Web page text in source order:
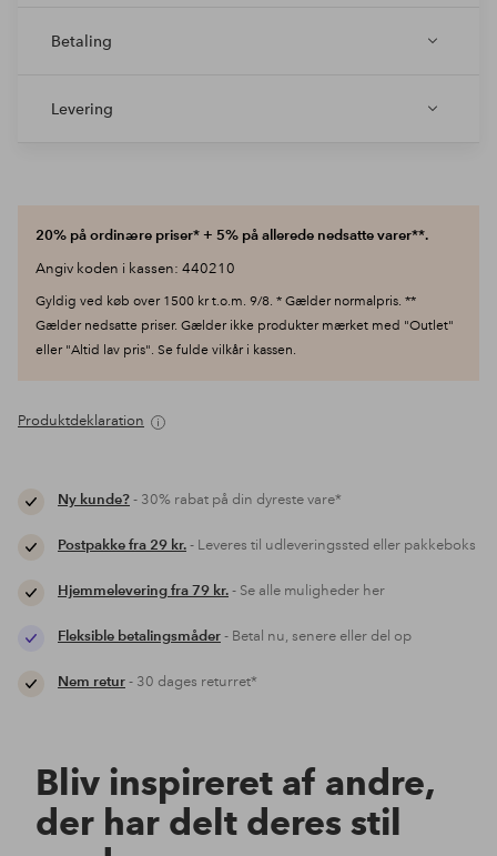
Betaling
Levering
20% på ordinære priser* + 5% på allerede nedsatte varer**.
Angiv koden i kassen: 440210
Gyldig ved køb over 1500 kr t.o.m. 9/8. * Gælder normalpris. **
Gælder nedsatte priser. Gælder ikke produkter mærket med "Outlet"
eller "Altid lav pris". Se fulde vilkår i kassen.
Produktdeklaration
Ny kunde?- 30% rabat på din dyreste vare*
Postpakke fra 29 kr.- Leveres til udleveringssted eller pakkeboks
Hjemmelevering fra 79 kr.- Se alle muligheder her
Fleksible betalingsmåder- Betal nu, senere eller del op
Nem retur- 30 dages returret*
Bliv inspireret af andre,
der har delt deres stil